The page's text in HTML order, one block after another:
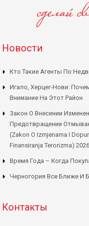
Новости
Кто Такие Агенты По
Игало, Херцег-Нови:
Внимание На Этот Район
Закон О Внесении
Предотвращении
(Zakon O Izmjenama I
Finansiranja Terorizma) 2026
Время Года – Когда
Черногория Все Ближе И
Контакты